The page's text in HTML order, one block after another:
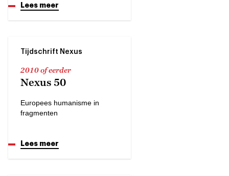
Lees meer
Tijdschrift Nexus
2010 of eerder
Nexus 50
Europees humanisme in
fragmenten
Lees meer